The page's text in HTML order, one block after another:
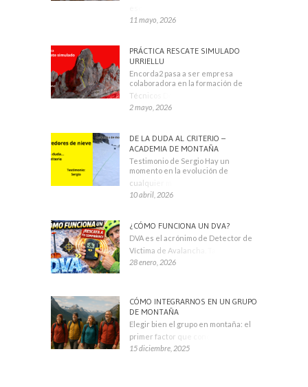
11 mayo, 2026
PRÁCTICA RESCATE SIMULADO
URRIELLU
Encorda2 pasa a ser empresa
colaboradora en la formación de
Técnicos Deportivos
2 mayo, 2026
DE LA DUDA AL CRITERIO –
ACADEMIA DE MONTAÑA
Testimonio de Sergio Hay un
momento en la evolución de
cualquier montañero
10 abril, 2026
¿CÓMO FUNCIONA UN DVA?
DVA es el acrónimo de Detector de
Víctima de Avalancha. También se
28 enero, 2026
CÓMO INTEGRARNOS EN UN GRUPO
DE MONTAÑA
Elegir bien el grupo en montaña: el
primer factor que condiciona tu
15 diciembre, 2025